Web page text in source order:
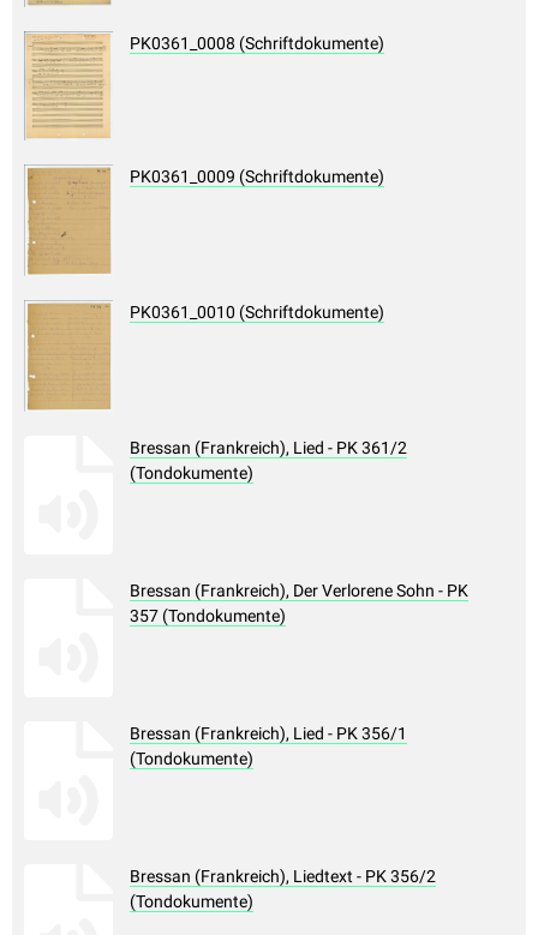
PK0361_0008 (Schriftdokumente)
PK0361_0009 (Schriftdokumente)
PK0361_0010 (Schriftdokumente)
Bressan (Frankreich), Lied - PK 361/2
(Tondokumente)
Bressan (Frankreich), Der Verlorene Sohn - PK
357 (Tondokumente)
Bressan (Frankreich), Lied - PK 356/1
(Tondokumente)
Bressan (Frankreich), Liedtext - PK 356/2
(Tondokumente)